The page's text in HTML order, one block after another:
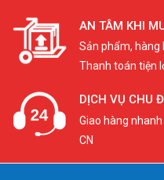
AN TÂM KHI
Sản phẩm, hàng
Thanh toán tiện
DỊCH VỤ CHU
Giao hàng
CN